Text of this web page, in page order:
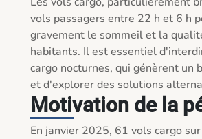
vols passagers entre 22 h et 6 h
gravement le sommeil et la
habitants. Il est essentiel
cargo nocturnes, qui génèrent un
et d'explorer des solutions
Motivation de la
En janvier 2025, 61 vols cargo